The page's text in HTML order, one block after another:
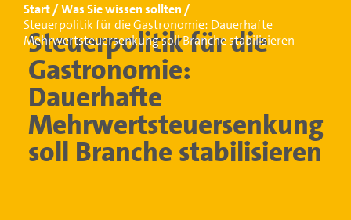
Start
Was Sie wissen sollten
Steuerpolitik für die Gastronomie: Dauerhafte
Mehrwertsteuersenkung soll Branche stabilisieren
Steuerpolitik für die
Gastronomie:
Dauerhafte
Mehrwertsteuersenkung
soll Branche stabilisieren